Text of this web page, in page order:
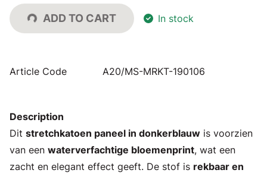
ADD TO CART In stock
Article Code A20/MS-MRKT-190106
Description
Dit stretchkatoen paneel in donkerblauw is voorzien
van een waterverfachtige bloemenprint, wat een
zacht en elegant effect geeft. De stof is rekbaar en